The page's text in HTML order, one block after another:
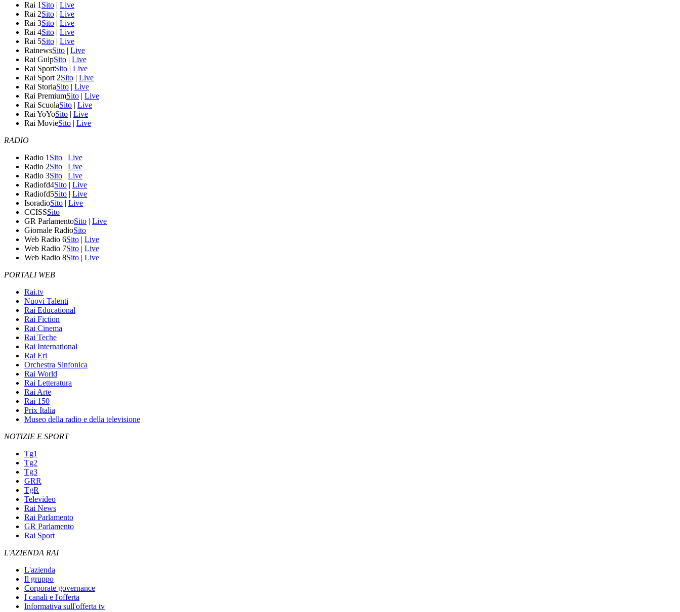
Rai 1 Sito | Live
Rai 2Sito | Live
Rai 3Sito | Live
Rai 4Sito | Live
Rai 5Sito | Live
RainewsSito | Live
Rai GulpSito | Live
Rai SportSito | Live
Rai Sport 2Sito | Live
Rai StoriaSito | Live
Rai PremiumSito | Live
Rai ScuolaSito | Live
Rai YoYoSito | Live
Rai MovieSito | Live
RADIO
Radio 1 Sito | Live
Radio 2Sito | Live
Radio 3Sito | Live
Radiofd4Sito | Live
Radiofd5Sito | Live
IsoradioSito | Live
CCISSSito
GR ParlamentoSito | Live
Giornale RadioSito
Web Radio 6Sito | Live
Web Radio 7Sito | Live
Web Radio 8Sito | Live
PORTALI WEB
Rai.tv
Nuovi Talenti
Rai Educational
Rai Fiction
Rai Cinema
Rai Teche
Rai International
Rai Eri
Orchestra Sinfonica
Rai World
Rai Letteratura
Rai Arte
Rai 150
Prix Italia
Museo della radio e della televisione
NOTIZIE E SPORT
Tg1
Tg2
Tg3
GRR
TgR
Televideo
Rai News
Rai Parlamento
GR Parlamento
Rai Sport
L'AZIENDA RAI
L'azienda
Il gruppo
Corporate governance
I canali e l'offerta
Informativa sull'offerta tv